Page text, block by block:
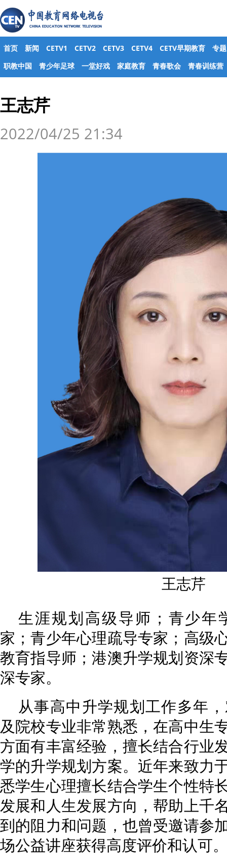
首页 新闻 CETV1 CETV2 CETV3 CETV4 CETV早期教育
专题
职教中国
青少年足球 一堂好戏 家庭教育 青春歌会 青春训练营
王志芹
2022/04/25 21:34
王志芹
生涯规划高级导师；青少年
家；青少年心理疏导专家；高级
教育指导师；港澳升学规划资深
深专家。
从事高中升学规划工作多年
及院校专业非常熟悉，在高中生
方面有丰富经验，擅长结合行业
学的升学规划方案。近年来致力
悉学生心理擅长结合学生个性特
发展和人生发展方向，帮助上千
到的阻力和问题，也曾受邀请参
场公益讲座获得高度评价和认可